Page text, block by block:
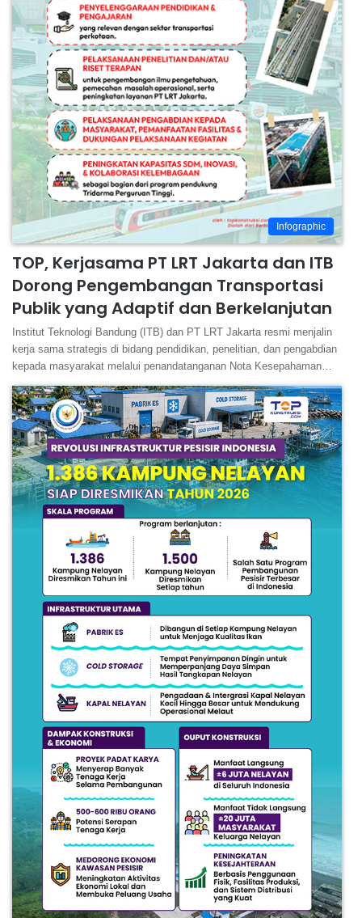
Infographic
TOP, Kerjasama PT LRT Jakarta dan ITB
Dorong Pengembangan Transportasi
Publik yang Adaptif dan Berkelanjutan
Institut Teknologi Bandung (ITB) dan PT LRT Jakarta resmi menjalin
kerja sama strategis di bidang pendidikan, penelitian, dan pengabdian
kepada masyarakat melalui penandatanganan Nota Kesepahaman…